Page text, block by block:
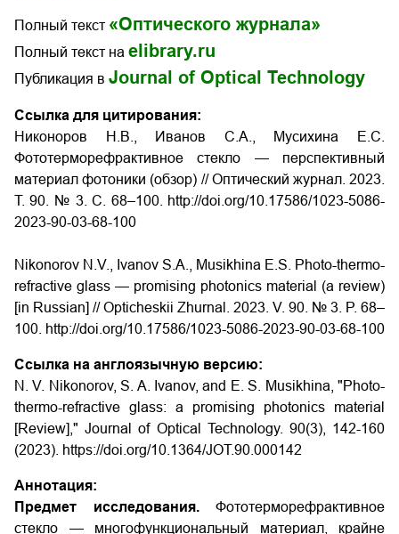
Полный текст «Оптического журнала»
Полный текст на elibrary.ru
Публикация в Journal of Optical Technology
Ссылка для цитирования:
Никоноров Н.В., Иванов С.А., Мусихина Е.С.
Фототерморефрактивное стекло — перспективный
материал фотоники (обзор) // Оптический журнал. 2023.
Т. 90. № 3. С. 68–100. http://doi.org/10.17586/1023-5086-
2023-90-03-68-100
Nikonorov N.V., Ivanov S.A., Musikhina E.S. Photo-thermo-
refractive glass — promising photonics material (a review)
[in Russian] // Opticheskii Zhurnal. 2023. V. 90. № 3. P. 68–
100. http://doi.org/10.17586/1023-5086-2023-90-03-68-100
Ссылка на англоязычную версию:
N. V. Nikonorov, S. A. Ivanov, and E. S. Musikhina, "Photo-
thermo-refractive glass: a promising photonics material
[Review]," Journal of Optical Technology. 90(3), 142-160
(2023). https://doi.org/10.1364/JOT.90.000142
Аннотация:
Предмет исследования. Фототерморефрактивное
стекло — многофункциональный материал, крайне